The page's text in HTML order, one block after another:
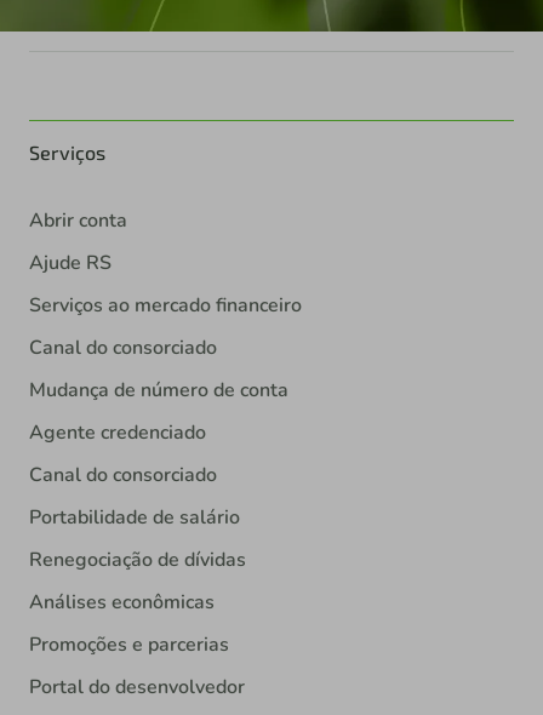
Serviços
Abrir conta
Ajude RS
Serviços ao mercado financeiro
Canal do consorciado
Mudança de número de conta
Agente credenciado
Canal do consorciado
Portabilidade de salário
Renegociação de dívidas
Análises econômicas
Promoções e parcerias
Portal do desenvolvedor